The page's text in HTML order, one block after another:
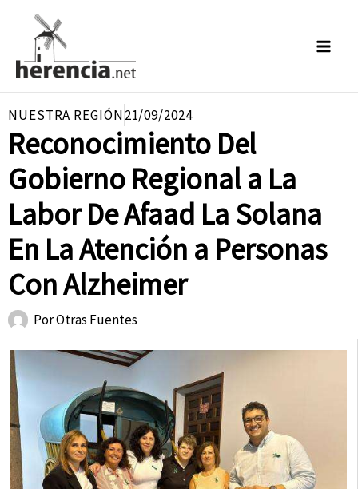
contenido
NUESTRA REGIÓN21/09/2024
Reconocimiento Del
Gobierno Regional a La
Labor De Afaad La Solana
En La Atención a Personas
Con Alzheimer
PorOtras Fuentes